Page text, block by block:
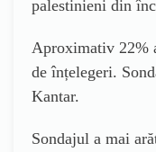
palestinieni din
Aproximativ 22%
de înțelegeri.
Kantar.
Sondajul a mai